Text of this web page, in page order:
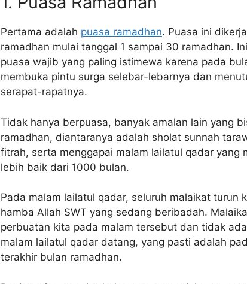
Pertama adalah puasa ramadhan. Puasa ini
ramadhan mulai tanggal 1 sampai 30 ramadhan.
puasa wajib yang paling istimewa karena pada
membuka pintu surga selebar-lebarnya dan
serapat-rapatnya.
Tidak hanya berpuasa, banyak amalan lain yang
ramadhan, diantaranya adalah sholat sunnah
fitrah, serta menggapai malam lailatul qadar yang
lebih baik dari 1000 bulan.
Pada malam lailatul qadar, seluruh malaikat turun
hamba Allah SWT yang sedang beribadah.
perbuatan kita pada malam tersebut dan tidak
malam lailatul qadar datang, yang pasti adalah
terakhir bulan ramadhan.